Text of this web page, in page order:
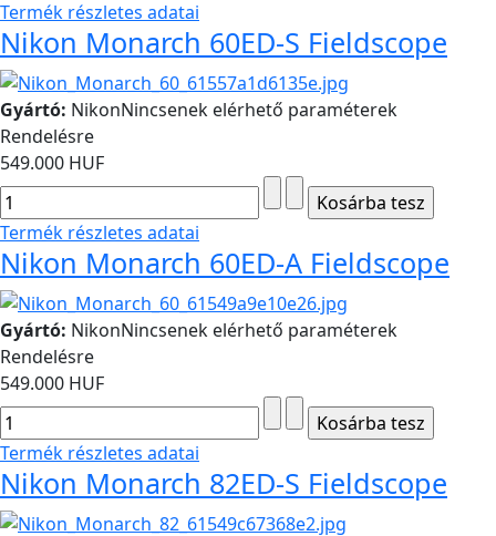
Termék részletes adatai
Nikon Monarch 60ED-S Fieldscope
Gyártó: NikonNincsenek elérhető paraméterek
Rendelésre
549.000 HUF
Termék részletes adatai
Nikon Monarch 60ED-A Fieldscope
Gyártó: NikonNincsenek elérhető paraméterek
Rendelésre
549.000 HUF
Termék részletes adatai
Nikon Monarch 82ED-S Fieldscope